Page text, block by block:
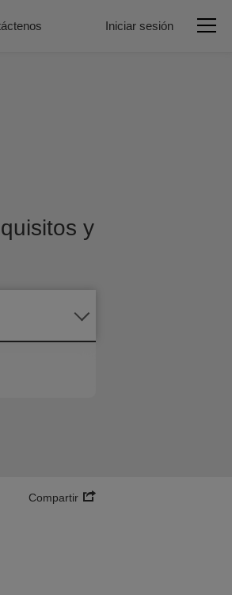
Iniciar sesión
y
Aplicar
Compartir